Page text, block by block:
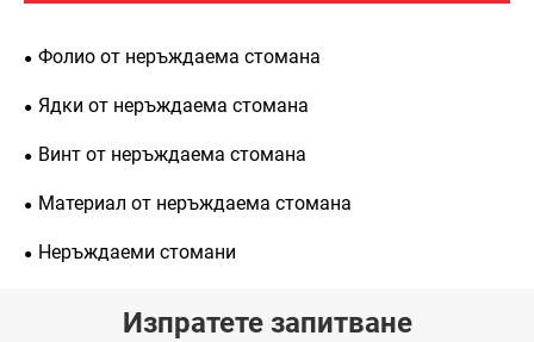
Фолио от неръждаема стомана
Ядки от неръждаема стомана
Винт от неръждаема стомана
Материал от неръждаема стомана
Неръждаеми стомани
Изпратете запитване